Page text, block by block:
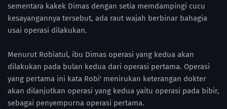
sementara kakek Dimas dengan setia memdampingi cucu
kesayangannya tersebut, ada raut wajah berbinar bahagia
usai operasi dilakukan.
Menurut Robiatul, ibu Dimas operasi yang kedua akan
dilakukan pada bulan kedua dari operasi pertama. Operasi
yang pertama ini kata Robi' menirukan keterangan dokter
akan dilanjutkan operasi yang kedua yaitu operasi pada bibir,
sebagai penyempurna operasi pertama.